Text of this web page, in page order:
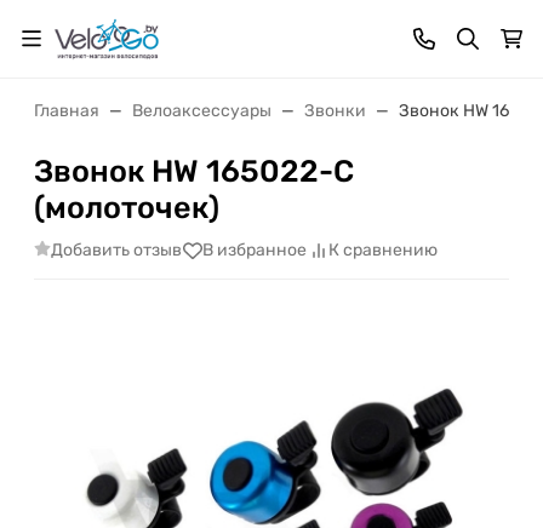
Главная Велоаксессуары Звонки Звонок HW
Звонок HW 165022-C
(молоточек)
Добавить отзыв В избранное К сравнению